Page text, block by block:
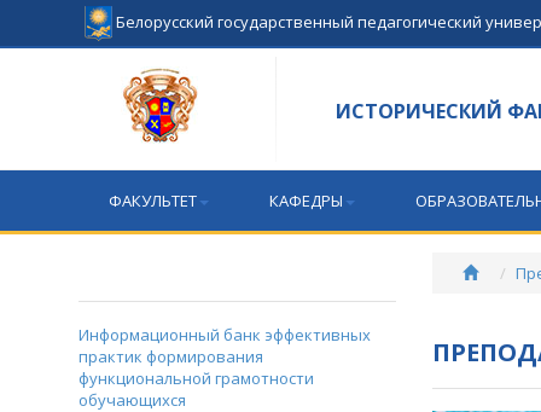
Белорусский государственный педагогический
ИСТОРИЧЕСКИЙ
ФАКУЛЬТЕТ КАФЕДРЫ
Информационный банк эффективных
практик формирования
функциональной грамотности
обучающихся